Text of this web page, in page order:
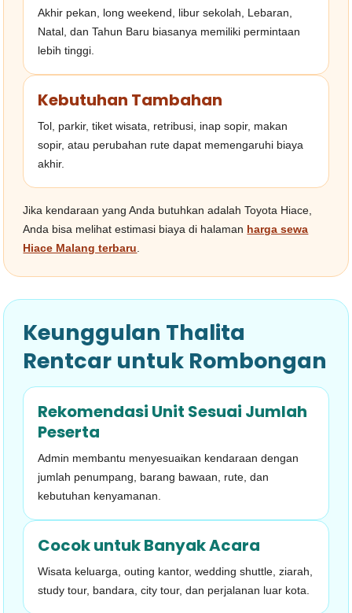
Akhir pekan, long weekend, libur sekolah, Lebaran,
Natal, dan Tahun Baru biasanya memiliki permintaan
lebih tinggi.
Kebutuhan Tambahan
Tol, parkir, tiket wisata, retribusi, inap sopir, makan
sopir, atau perubahan rute dapat memengaruhi biaya
akhir.
Jika kendaraan yang Anda butuhkan adalah Toyota Hiace,
Anda bisa melihat estimasi biaya di halaman harga sewa
Hiace Malang terbaru
Keunggulan Thalita
Rentcar untuk Rombongan
Rekomendasi Unit Sesuai Jumlah
Peserta
Admin membantu menyesuaikan kendaraan dengan
jumlah penumpang, barang bawaan, rute, dan
kebutuhan kenyamanan.
Cocok untuk Banyak Acara
Wisata keluarga, outing kantor, wedding shuttle, ziarah,
study tour, bandara, city tour, dan perjalanan luar kota.